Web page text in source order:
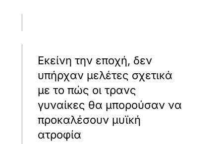
Εκείνη την εποχή, δεν
υπήρχαν μελέτες σχετικά
με το πώς οι τρανς
γυναίκες θα μπορούσαν να
προκαλέσουν μυϊκή
ατροφία